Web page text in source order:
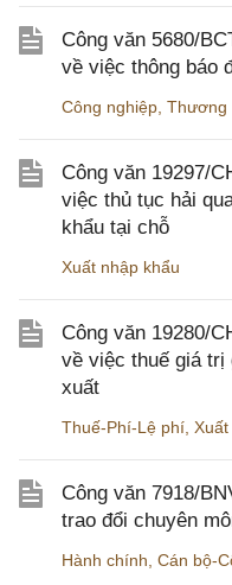
Công văn 5680/
về việc thông báo
Công nghiệp Thương
Công văn 19297/
việc thủ tục hải
khẩu tại chỗ
Xuất nhập khẩu
Công văn 19280/
về việc thuế giá trị
xuất
Thuế-Phí-Lệ phí Xuất
Công văn 7918/
trao đổi chuyên
Hành chính Cán bộ-